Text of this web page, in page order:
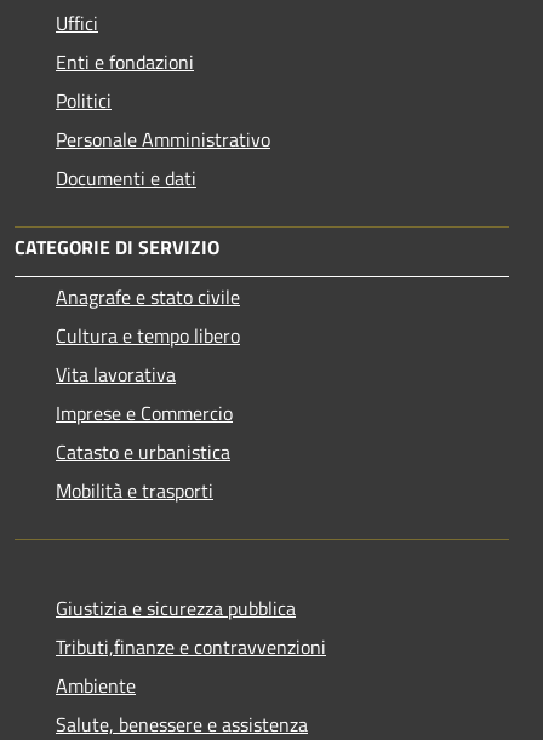
Uffici
Enti e fondazioni
Politici
Personale Amministrativo
Documenti e dati
CATEGORIE DI SERVIZIO
Anagrafe e stato civile
Cultura e tempo libero
Vita lavorativa
Imprese e Commercio
Catasto e urbanistica
Mobilità e trasporti
Giustizia e sicurezza pubblica
Tributi,finanze e contravvenzioni
Ambiente
Salute, benessere e assistenza